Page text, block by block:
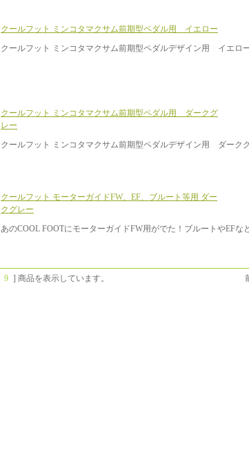
クールフット ミンコタマクサム前期型ペダル用 イエロー
クールフット ミンコタマクサム前期型ペダルデザイン用 イエロ
クールフット ミンコタマクサム前期型ペダル用 ダークグ
レー
クールフット ミンコタマクサム前期型ペダルデザイン用 ダーク
クールフット モーターガイドFW、EF、ブルート等用 ダー
クグレー
あのCOOL FOOTにモーターガイドFW用がでた！ブルートやEF
9 ] 商品を表示しています。